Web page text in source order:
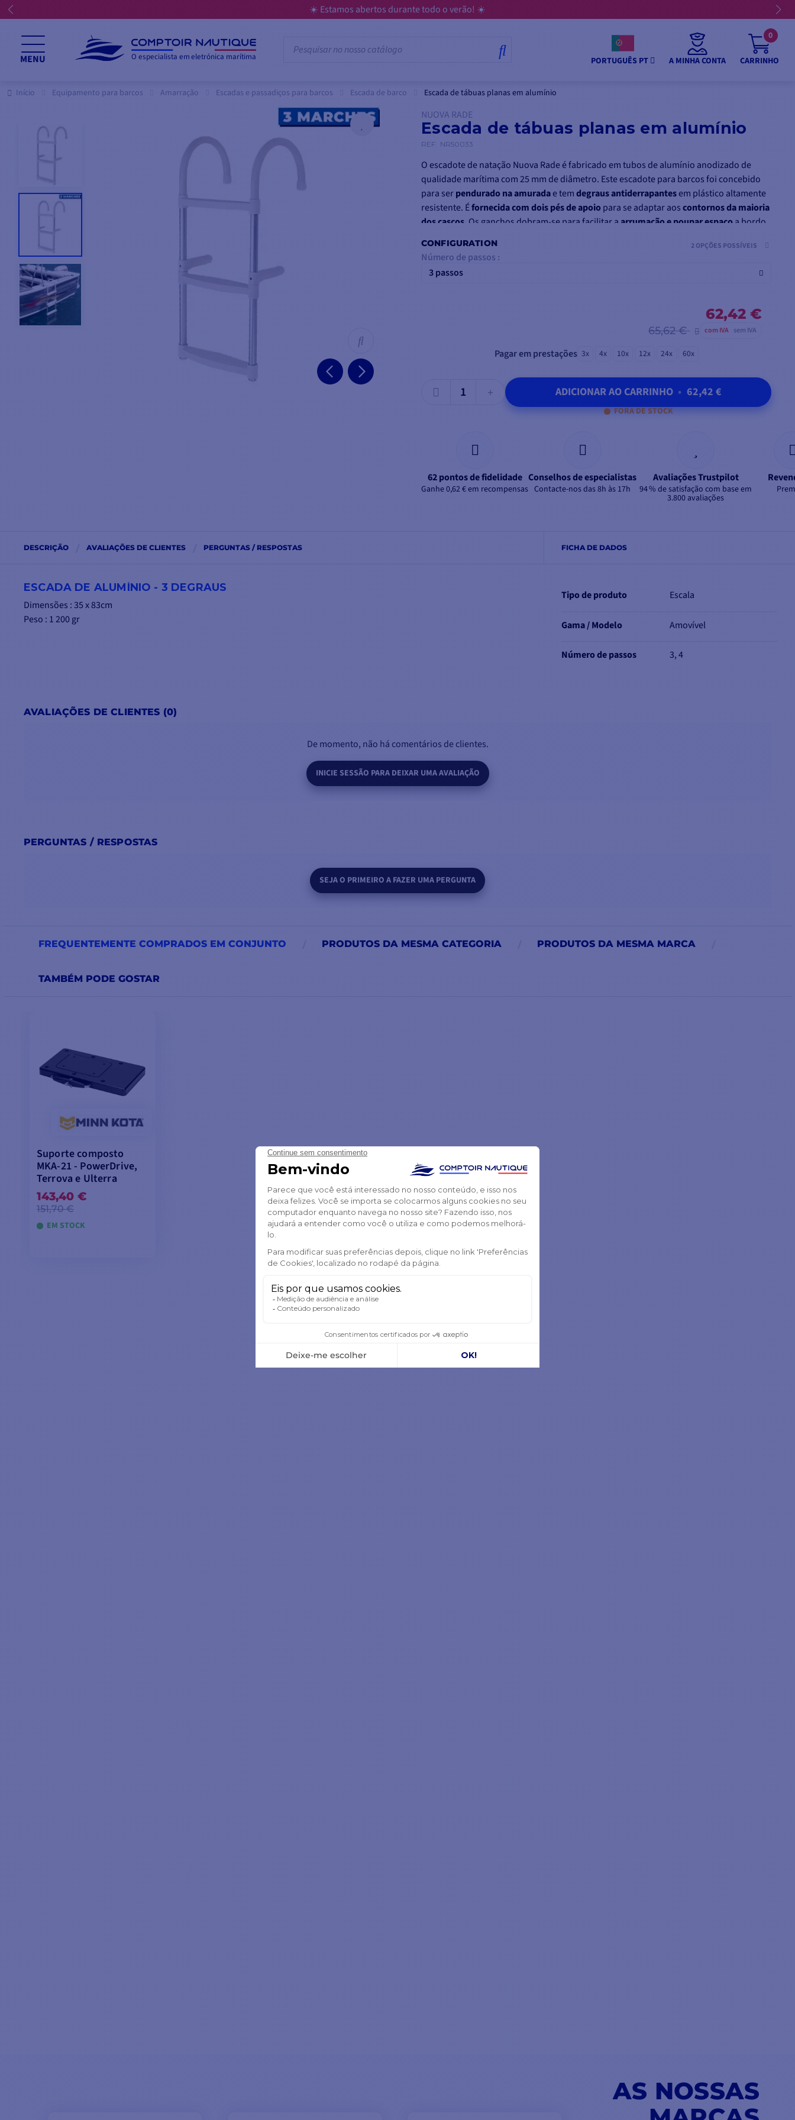
☀️ Estamos abertos durante todo o verão! ☀️
MENU O especialista em eletrónica marítima PORTUGUÊS PT A MINHA CONTA CARRINHO
0
Início Equipamento para barcos Amarração Escadas e passadiços para barcos Escada de barco Escada de tábuas planas em alumínio
NUOVA RADE
Escada de tábuas planas em alumínio
REF. NR50033
O escadote de natação Nuova Rade é fabricado em tubos de alumínio anodizado de
qualidade marítima com 25 mm de diâmetro. Este escadote para barcos foi concebido
para serpendurado na amuradae temdegraus antiderrapantesem plástico altamente
resistente. Éfornecida com dois pés de apoiopara se adaptar aoscontornos da maioria
dos cascos . Os ganchos dobram-se para facilitar a arrumação e poupar espaçoa bordo.
O escadote de natação em alumínio Nuova Rade está disponível em dois modelos:
CONFIGURATION
Número de passos :
3 passos
2 OPÇÕES POSSÍVEIS
62,42 €
65,62 € com IVA sem IVA
Pagar em prestações 3x 4x 10x 12x 24x 60x
ADICIONAR AO CARRINHO • 62,42 €
FORA DE STOCK
62 pontos de fidelidade
Ganhe 0,62 € em recompensas
Conselhos de especialistas
Contacte-nos das 8h às 17h
Avaliações Trustpilot
94 % de satisfação com base em
3.800 avaliações
FICHA DE DADOS
Tipo de produto Escala
Gama / Modelo Amovível
Número de passos 3, 4
DESCRIÇÃO AVALIAÇÕES DE CLIENTES PERGUNTAS / RESPOSTAS
ESCADA DE ALUMÍNIO - 3 DEGRAUS
Dimensões : 35 x 83cm
Peso : 1 200 gr
AVALIAÇÕES DE CLIENTES (0)
De momento, não há comentários de clientes.
INICIE SESSÃO PARA DEIXAR UMA AVALIAÇÃO
PERGUNTAS / RESPOSTAS
SEJA O PRIMEIRO A FAZER UMA PERGUNTA
FREQUENTEMENTE COMPRADOS EM CONJUNTO PRODUTOS DA MESMA CATEGORIA PRODUTOS DA MESMA MARCA
TAMBÉM PODE GOSTAR
Suporte composto
MKA-21 - PowerDrive,
Terrova e Ulterra
143,40 €
151,70 €
EM STOCK
AS NOSSAS